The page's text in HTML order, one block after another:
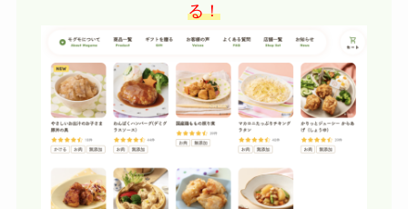
る！